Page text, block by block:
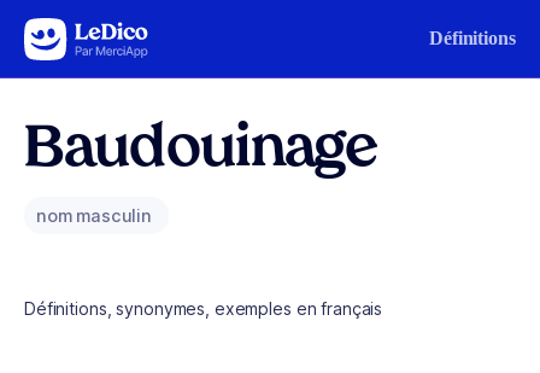
Aller au contenu Définitions
Baudouinage
nom masculin
Définitions, synonymes, exemples en français